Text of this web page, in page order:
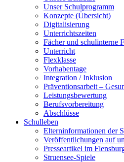
Unser Schulprogramm
Konzepte (Übersicht)
Digitalisierung
Unterrichtszeiten
Fächer und schulinterne
Unterricht
Flexklasse
Vorhabentage
Integration / Inklusion
Präventionsarbeit –
Leistungsbewertung
Berufsvorbereitung
Abschlüsse
Schulleben
Elterninformationen der
Veröffentlichungen auf
Presseartikel im
Struensee-Spiele